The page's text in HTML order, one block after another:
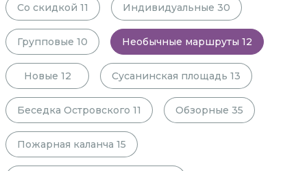
Со скидкой 11 Индивидуальные 30
Групповые 10 Необычные маршруты 12
Новые 12 Сусанинская площадь 13
Беседка Островского 11 Обзорные 35
Пожарная каланча 15